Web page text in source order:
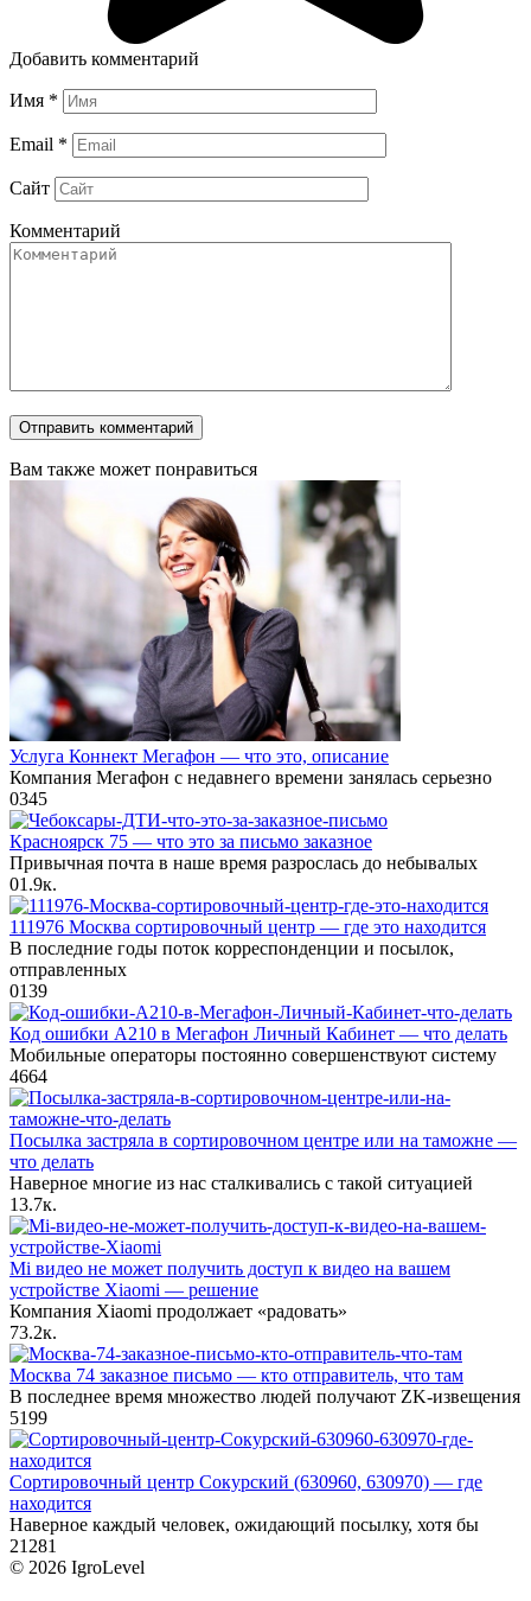
Добавить комментарий
Имя *
Email *
Сайт
Комментарий
Вам также может понравиться
Услуга Коннект Мегафон — что это, описание
Компания Мегафон с недавнего времени занялась серьезно
0345
Красноярск 75 — что это за письмо заказное
Привычная почта в наше время разрослась до небывалых
01.9к.
111976 Москва сортировочный центр — где это находится
В последние годы поток корреспонденции и посылок,
отправленных
0139
Код ошибки А210 в Мегафон Личный Кабинет — что делать
Мобильные операторы постоянно совершенствуют систему
4664
Посылка застряла в сортировочном центре или на таможне —
что делать
Наверное многие из нас сталкивались с такой ситуацией
13.7к.
Mi видео не может получить доступ к видео на вашем
устройстве Xiaomi — решение
Компания Xiaomi продолжает «радовать»
73.2к.
Москва 74 заказное письмо — кто отправитель, что там
В последнее время множество людей получают ZK-извещения
5199
Сортировочный центр Сокурский (630960, 630970) — где
находится
Наверное каждый человек, ожидающий посылку, хотя бы
21 281
© 2026 IgroLevel